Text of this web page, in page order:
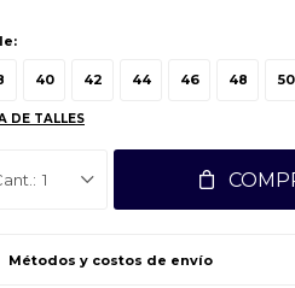
40 42 44 46 48 50
DE TALLES
1
Métodos y costos de envío